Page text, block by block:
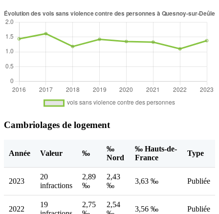
Cambriolages de logement
Année Valeur ‰
‰
Nord
‰ Hauts-de-
France
Type
2023
20
infractions
2,89
‰
2,43
‰
3,63 ‰ Publiée
2022
19
2,75
2,54
3,56 ‰ Publiée